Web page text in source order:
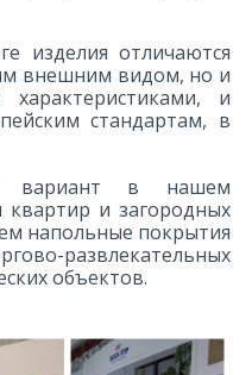
изделия отличаются
внешним видом, но и
характеристиками, и
стандартам, в
вариант в нашем
квартир и загородных
напольные покрытия
развлекательных
объектов.